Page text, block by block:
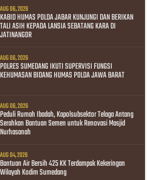
AUG 06, 2026
KABID HUMAS POLDA JABAR KUNJUNGI DAN BERIKAN
TALI ASIH KEPADA LANSIA SEBATANG KARA DI
JATINANGOR
AUG 06, 2026
POLRES SUMEDANG IKUTI SUPERVISI FUNGSI
KEHUMASAN BIDANG HUMAS POLDA JAWA BARAT
AUG 06, 2026
Peduli Rumah Ibadah, Kapolsubsektor Telaga Antang
Serahkan Bantuan Semen untuk Renovasi Masjid
Nurhasanah
AUG 04, 2026
Bantuan Air Bersih 425 KK Terdampak Kekeringan
Wilayah Kodim Sumedang